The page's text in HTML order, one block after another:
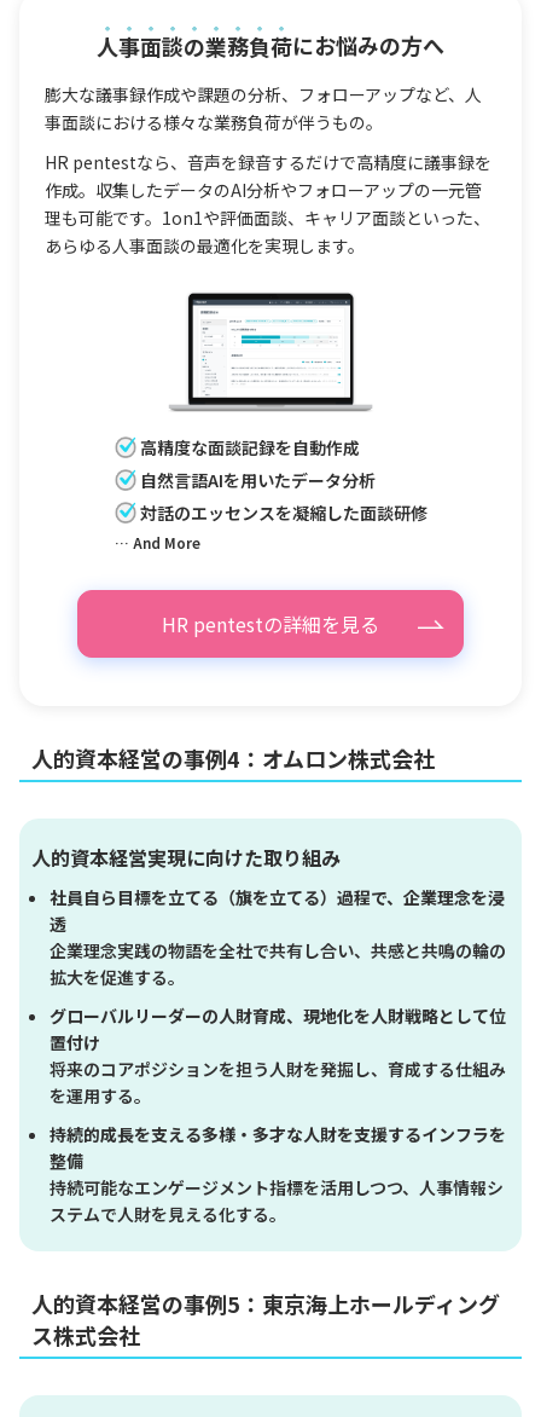
人事面談の業務負荷にお悩みの方へ
膨大な議事録作成や課題の分析、フォローアップなど、人
事面談における様々な業務負荷が伴うもの。
HR pentestなら、音声を録音するだけで高精度に議事録を
作成。収集したデータのAI分析やフォローアップの一元管
理も可能です。1on1や評価面談、キャリア面談といった、
あらゆる人事面談の最適化を実現します。
高精度な面談記録を自動作成
自然言語AIを用いたデータ分析
対話のエッセンスを凝縮した面談研修
… And More
HR pentestの詳細を見る
人的資本経営の事例4：オムロン株式会社
人的資本経営実現に向けた取り組み
社員自ら目標を立てる（旗を立てる）過程で、企業理念を浸
透
企業理念実践の物語を全社で共有し合い、共感と共鳴の輪の
拡大を促進する。
グローバルリーダーの人財育成、現地化を人財戦略として位
置付け
将来のコアポジションを担う人財を発掘し、育成する仕組み
を運用する。
持続的成長を支える多様・多才な人財を支援するインフラを
整備
持続可能なエンゲージメント指標を活用しつつ、人事情報シ
ステムで人財を見える化する。
人的資本経営の事例5：東京海上ホールディング
ス株式会社